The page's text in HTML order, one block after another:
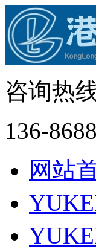
咨询热
136-
网站